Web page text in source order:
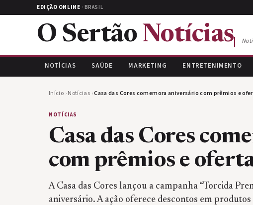
EDIÇÃO ONLINE · BRASIL
O Sertão Notícias
NOTÍCIAS SAÚDE MARKETING ENTRETENIMENTO
Início ›Notícias ›Casa das Cores comemora aniversário com prêmios e
NOTÍCIAS
Casa das Cores
com prêmios e
A Casa das Cores lançou a campanha “Torcida
aniversário. A ação oferece descontos em